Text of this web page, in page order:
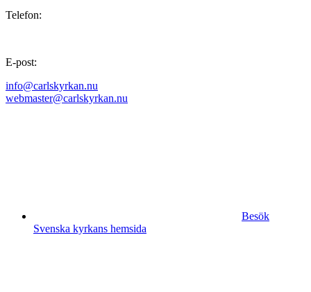
Telefon:
E-post:
info@carlskyrkan.nu
webmaster@carlskyrkan.nu
Besök
Svenska kyrkans hemsida